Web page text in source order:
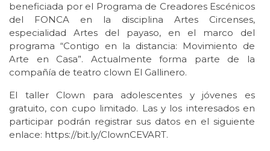
beneficiada por el Programa de Creadores Escénicos
del FONCA en la disciplina Artes Circenses,
especialidad Artes del payaso, en el marco del
programa “Contigo en la distancia: Movimiento de
Arte en Casa”. Actualmente forma parte de la
compañía de teatro clown El Gallinero.
El taller Clown para adolescentes y jóvenes es
gratuito, con cupo limitado. Las y los interesados en
participar podrán registrar sus datos en el siguiente
enlace: https://bit.ly/ClownCEVART.